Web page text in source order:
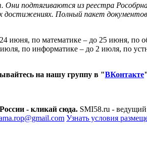
Они подтягиваются из реестра
достижениях. Полный пакет
июня, по математике – до 25 июня, по
по информатике – до 2 июля, по
на нашу группу в "ВКонтакте
- кликай сюда. SMI58.ru -
Узнать условия